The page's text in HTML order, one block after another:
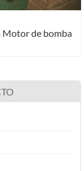
Motor de bomba